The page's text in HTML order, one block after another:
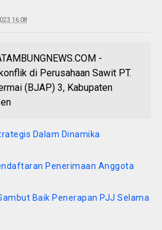
16:08
-
di Perusahaan Sawit PT.
(BJAP) 3, Kabupaten
Dalam Dinamika
Penerimaan Anggota
Baik Penerapan PJJ Selama